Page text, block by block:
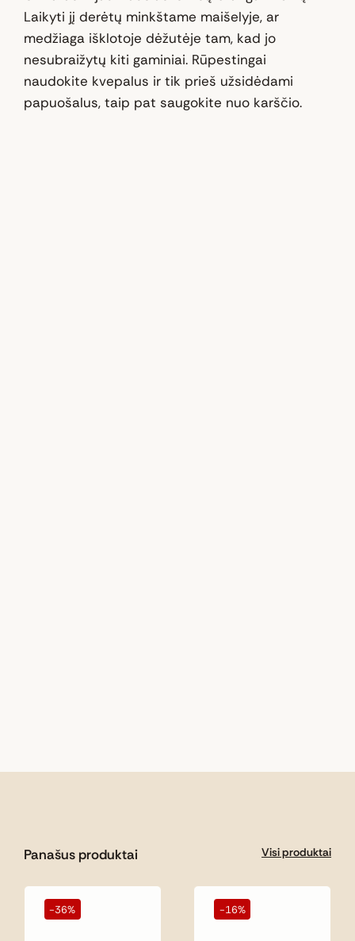
Laikyti jį derėtų minkštame maišelyje, ar
medžiaga išklotoje dėžutėje tam, kad jo
nesubraižytų kiti gaminiai. Rūpestingai
naudokite kvepalus ir tik prieš užsidėdami
papuošalus, taip pat saugokite nuo karščio.
Panašus produktai Visi produktai
-36% -16%